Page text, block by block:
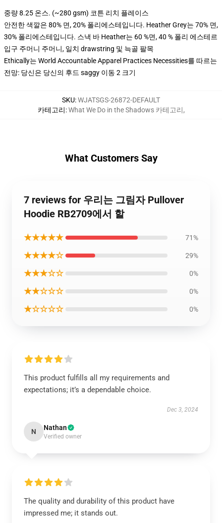
중량 8.25 온스. (~280 gsm) 코튼 리치 플레이스
안전한 색깔은 80% 면, 20% 폴리에스테입니다. Heather Grey는 70% 면,
30% 폴리에스테입니다. 스낵 바 Heather는 60 %면, 40 % 폴리 에스테르
입구 주머니 주머니, 일치 drawstring 및 늑골 팔목
Ethically는 World Accountable Apparel Practices Necessities를 따르는
전망: 당신은 당신의 후드 saggy 이동 2 크기
SKU:WJATSGS-26872-DEFAULT
카테고리:What We Do in the Shadows 카테고리,
What Customers Say
7 reviews for 우리는 그림자 Pullover
Hoodie RB2709에서 할
★★★★★ 71%
★★★★☆ 29%
★★★☆☆ 0%
★★☆☆☆ 0%
★☆☆☆☆ 0%
This product fulfills all my requirements and
expectations; it’s a dependable choice.
Dec 3, 2024
N Nathan
Verified owner
The quality and durability of this product have
impressed me; it stands out.